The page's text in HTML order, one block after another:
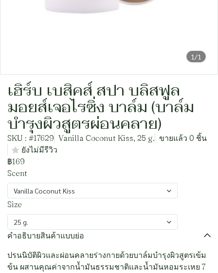
1/1
เฮิร์บ เบสิคส์ สปา บลิสฟูล
มอยส์เจอไรซิ่ง บาล์ม (บาล์ม
บำรุงผิวสูตรผ่อนคลาย)
SKU : #17629 Vanilla Coconut Kiss, 25 g. ขายแล้ว 0 ชิ้น
ยังไม่มีรีวิว
฿169
Scent
Vanilla Coconut Kiss
Size
25 g.
คำอธิบายสินค้าแบบย่อ
ปรนนิบัติผิวและผ่อนคลายร่างกายด้วยบาล์มบำรุงผิวสูตรเข้ม
ข้น ผสานคุณค่าจากน้ำมันธรรมชาติและน้ำมันหอมระเหย 7